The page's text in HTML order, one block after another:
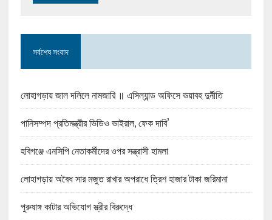
সর্বশেষ সংবাদ
লোহাগড়ায় জাল দলিলে নামজারি ॥ এসিল্যান্ড অফিসে ভয়াবহ দুর্নীতি
পানিসম্পদ প্রতিমন্ত্রীর ভিডিও ভাইরাল, ফেক দাবি’
হবিগঞ্জে এনসিপি নেতাকর্মীদের ওপর সন্ত্রাসী হামলা
লোহাগড়ায় অবৈধ সার মজুত রাখার অপরাধে ত্রিশ হাজার টাকা জরিমানা
পুরুষাঙ্গ কাটার অভিযোগ স্ত্রীর বিরুদ্ধে